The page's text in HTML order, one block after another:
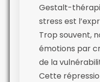
Gestalt-
stress est
Trop souvent,
émotions par
de la
Cette